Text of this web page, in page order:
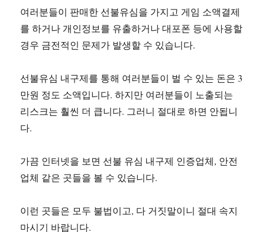
여러분들이 판매한 선불유심을 가지고 게임 소액결제
를 하거나 개인정보를 유출하거나 대포폰 등에 사용할
경우 금전적인 문제가 발생할 수 있습니다.
선불유심 내구제를 통해 여러분들이 벌 수 있는 돈은 3
만원 정도 소액입니다. 하지만 여러분들이 노출되는
리스크는 훨씬 더 큽니다. 그러니 절대로 하면 안됩니
다.
가끔 인터넷을 보면 선불 유심 내구제 인증업체, 안전
업체 같은 곳들을 볼 수 있습니다.
이런 곳들은 모두 불법이고, 다 거짓말이니 절대 속지
마시기 바랍니다.